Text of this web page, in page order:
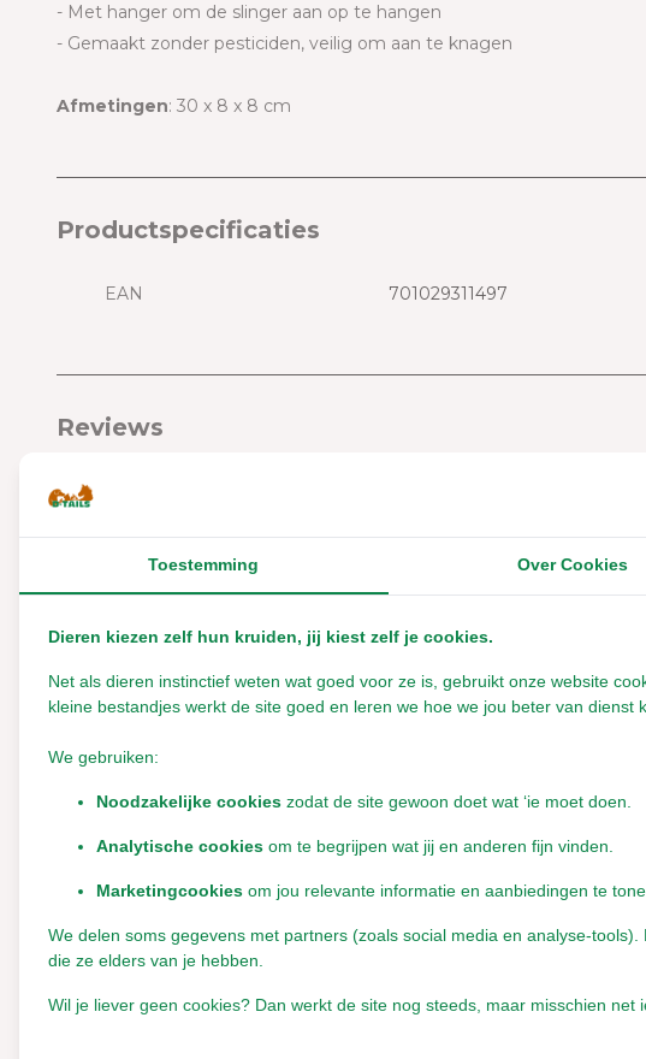
- Met hanger om de slinger aan op te hangen
- Gemaakt zonder pesticiden, veilig om aan te knagen
Afmetingen: 30 x 8 x 8 cm
Productspecificaties
EAN 701029311497
Reviews
5/5
Yaraop 8 Oktober 2024
vond ik dat in de middelste bal 2 kralen zitten die ik er
uit heb gehaald omdat ik bang was dat ze zich erin
zouden verstikken. Verder is dit een veilig en natuurlijk
kwamen meteen allemaal kijken naar wat ik nu weer in
hun verblijf had gehangen en ze begonnen er allemaal
Tags
Toestemming Over Cookies
Dieren kiezen zelf hun kruiden, jij kiest zelf je cookies.
Net als dieren instinctief weten wat goed voor ze is, gebruikt onze website
kleine bestandjes werkt de site goed en leren we hoe we jou beter van dienst
We gebruiken:
Noodzakelijke cookies zodat de site gewoon doet wat ‘ie moet doen.
Analytische cookies om te begrijpen wat jij en anderen fijn vinden.
Marketingcookies om jou relevante informatie en aanbiedingen te
We delen soms gegevens met partners (zoals social media en analyse-
die ze elders van je hebben.
Wil je liever geen cookies? Dan werkt de site nog steeds, maar misschien net